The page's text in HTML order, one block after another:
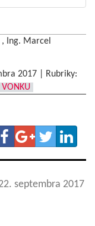
, Ing. Marcel
2017
Rubriky:
VONKU
septembra 2017